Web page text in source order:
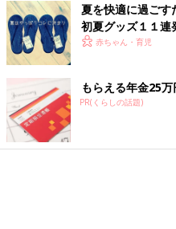
夏を快適に過ごす
初夏グッズ１１連
赤ちゃん・育児
もらえる年金25
PR(くらしの話題)